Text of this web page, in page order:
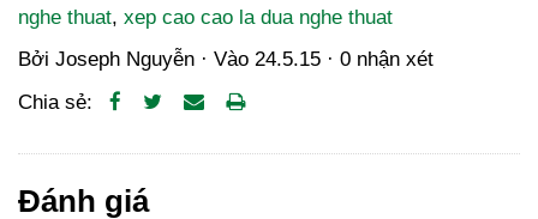
nghe thuat, xep cao cao la dua nghe thuat
Bởi Joseph Nguyễn · Vào 24.5.15 · 0 nhận xét
Chia sẻ:
Đánh giá